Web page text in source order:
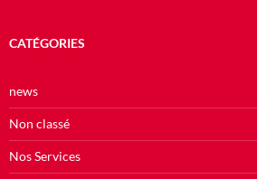
CATÉGORIES
news
Non classé
Nos Services